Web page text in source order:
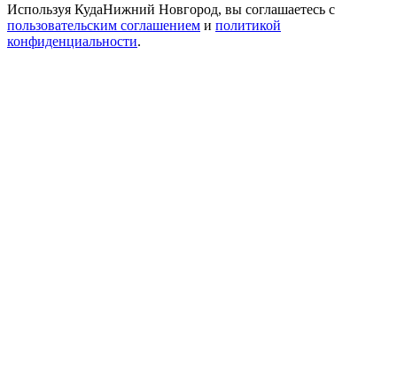
Используя КудаНижний Новгород, вы соглашаетесь с
пользовательским соглашением и политикой
конфиденциальности.